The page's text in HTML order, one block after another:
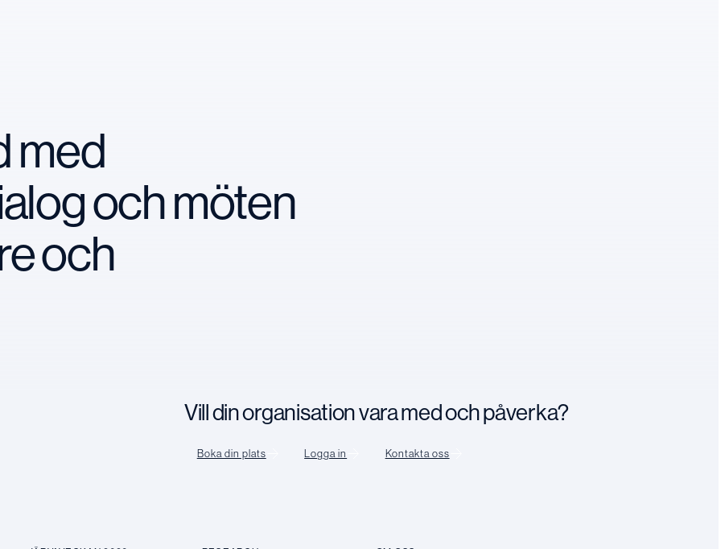
med
och möten
och
Vill din organisation vara med och påverka?
Boka din plats Logga in Kontakta oss